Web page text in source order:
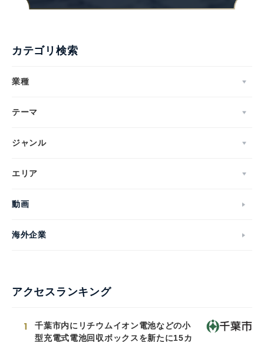
カテゴリ検索
業種
テーマ
ジャンル
エリア
動画
海外企業
アクセスランキング
1
千葉市内にリチウムイオン電池などの小
型充電式電池回収ボックスを新たに15カ